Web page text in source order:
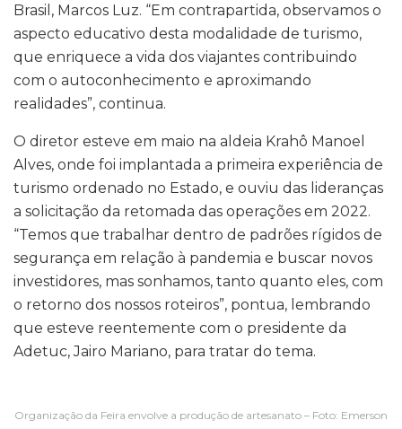
Brasil, Marcos Luz. “Em contrapartida, observamos o
aspecto educativo desta modalidade de turismo,
que enriquece a vida dos viajantes contribuindo
com o autoconhecimento e aproximando
realidades”, continua.
O diretor esteve em maio na aldeia Krahô Manoel
Alves, onde foi implantada a primeira experiência de
turismo ordenado no Estado, e ouviu das lideranças
a solicitação da retomada das operações em 2022.
“Temos que trabalhar dentro de padrões rígidos de
segurança em relação à pandemia e buscar novos
investidores, mas sonhamos, tanto quanto eles, com
o retorno dos nossos roteiros”, pontua, lembrando
que esteve reentemente com o presidente da
Adetuc, Jairo Mariano, para tratar do tema.
Organização da Feira envolve a produção de artesanato – Foto: Emerson